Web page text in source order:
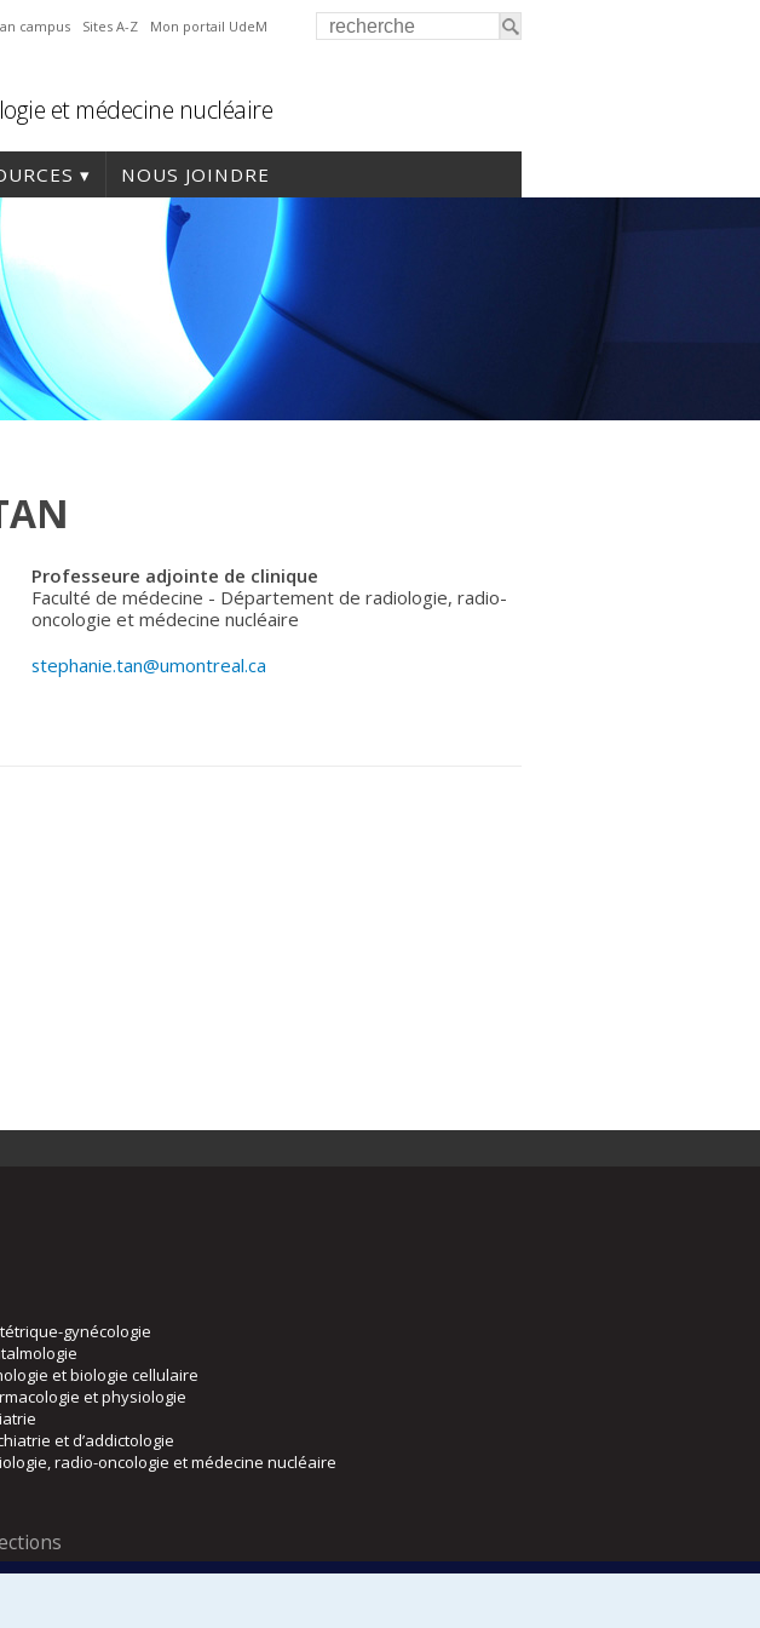
campus Sites A-Z Mon portail UdeM
et médecine nucléaire
NOUS JOINDRE
Professeure adjointe de clinique
Faculté de médecine - Département de radiologie, radio-
oncologie et médecine nucléaire
stephanie.tan@umontreal.ca
gynécologie
et biologie cellulaire
et physiologie
et d’addictologie
radio-oncologie et médecine nucléaire